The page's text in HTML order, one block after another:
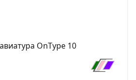
OnType 10